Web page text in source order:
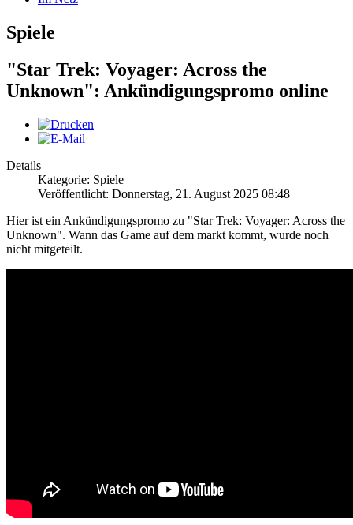
Spiele
"Star Trek: Voyager: Across the
Unknown": Ankündigungspromo online
Details
Kategorie: Spiele
Veröffentlicht: Donnerstag, 21. August 2025 08:48
Hier ist ein Ankündigungspromo zu "Star Trek: Voyager: Across the
Unknown". Wann das Game auf dem markt kommt, wurde noch
nicht mitgeteilt.